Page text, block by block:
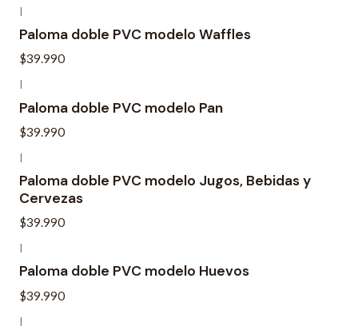
|
Paloma doble PVC modelo Waffles
$39.990
|
Paloma doble PVC modelo Pan
$39.990
|
Paloma doble PVC modelo Jugos, Bebidas y
Cervezas
$39.990
|
Paloma doble PVC modelo Huevos
$39.990
|